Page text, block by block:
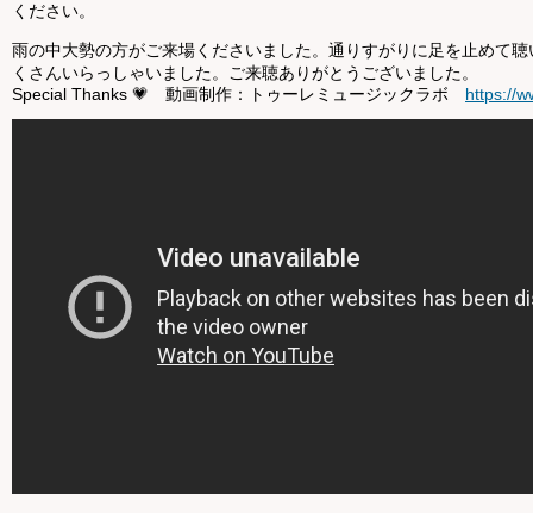
ください。
雨の中大勢の方がご来場くださいました。通りすがりに足を止めて
くさんいらっしゃいました。ご来聴ありがとうございました。
Special Thanks 💗 動画制作：トゥーレミュージックラボ https://